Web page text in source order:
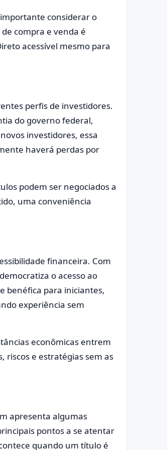
considerar o
compra e venda é
acessível mesmo para
perfis de investidores.
do governo federal,
investidores, essa
haverá perdas por
podem ser negociados a
uma conveniência
financeira. Com
o acesso ao
benéfica para iniciantes,
experiência sem
econômicas entrem
e estratégias sem as
apresenta algumas
pontos a se atentar
quando um título é